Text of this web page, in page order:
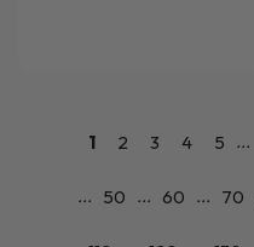
1 2 3 4 5 ...
... 50 ... 60 ... 70